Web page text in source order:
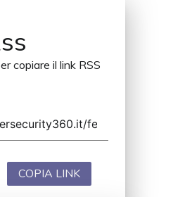
copiare il link RSS
COPIA LINK